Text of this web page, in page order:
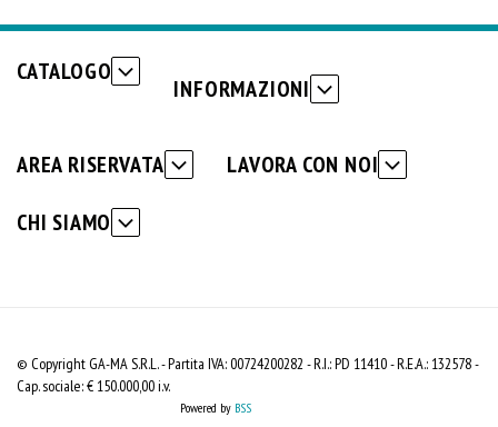
CHI SIAMO
CATALOGO
INFORMAZIONI
AREA RISERVATA LAVORA CON NOI
© Copyright GA-MA S.R.L. - Partita IVA: 00724200282 - R.I.: PD 11410 - R.E.A.: 132578 -
Cap. sociale: € 150.000,00 i.v.
Powered by BSS